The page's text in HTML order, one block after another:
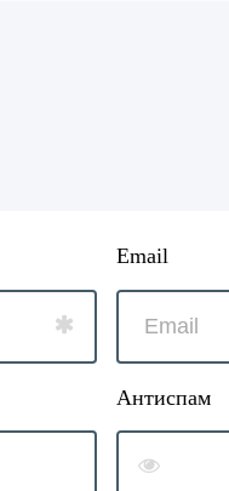
Email
Антиспам